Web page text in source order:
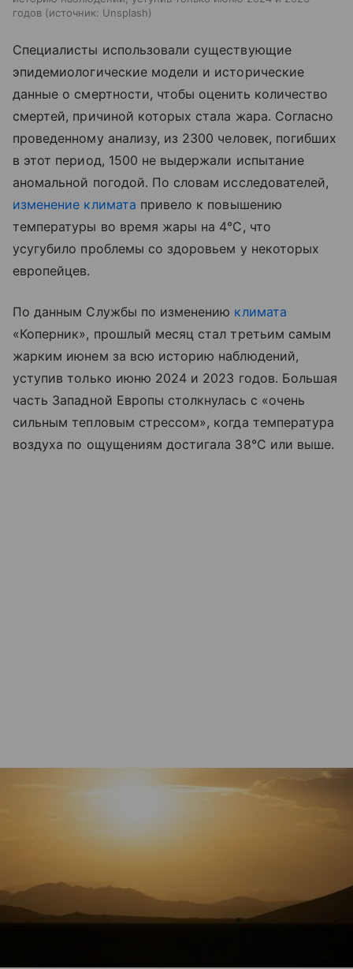
годов
источник: Unsplash
Специалисты использовали существующие
эпидемиологические модели и исторические
данные о смертности, чтобы оценить количество
смертей, причиной которых стала жара. Согласно
проведенному анализу, из 2300 человек, погибших
в этот период, 1500 не выдержали испытание
аномальной погодой. По словам исследователей,
изменение климата привело к повышению
температуры во время жары на 4°С, что
усугубило проблемы со здоровьем у некоторых
европейцев.
По данным Службы по изменению климата
«Коперник», прошлый месяц стал третьим самым
жарким июнем за всю историю наблюдений,
уступив только июню 2024 и 2023 годов. Большая
часть Западной Европы столкнулась с «очень
сильным тепловым стрессом», когда температура
воздуха по ощущениям достигала 38°С или выше.